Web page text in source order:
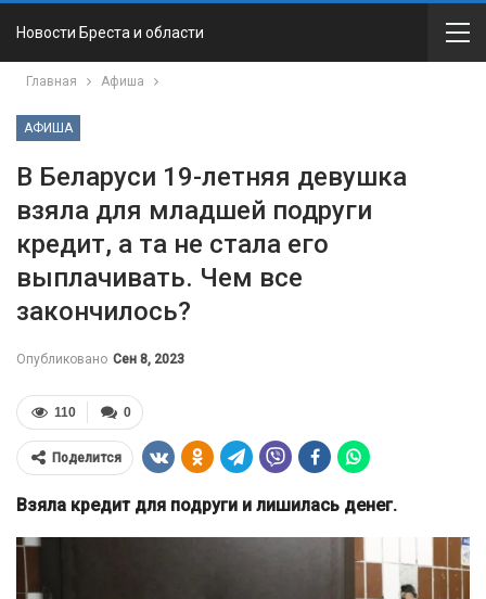
Новости Бреста и области
Главная Афиша
АФИША
В Беларуси 19-летняя девушка
взяла для младшей подруги
кредит, а та не стала его
выплачивать. Чем все
закончилось?
Опубликовано Сен 8, 2023
0
110
Поделится
Взяла кредит для подруги и лишилась денег.